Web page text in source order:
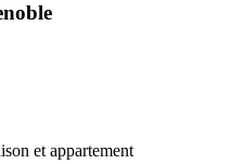
et appartement